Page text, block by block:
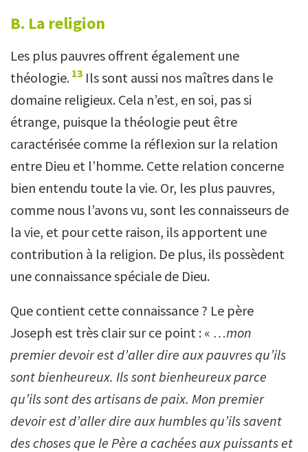
B. La religion
Les plus pauvres offrent également une
théologie. 13 Ils sont aussi nos maîtres dans le
domaine religieux. Cela n’est, en soi, pas si
étrange, puisque la théologie peut être
caractérisée comme la réflexion sur la relation
entre Dieu et l’homme. Cette relation concerne
bien entendu toute la vie. Or, les plus pauvres,
comme nous l’avons vu, sont les connaisseurs de
la vie, et pour cette raison, ils apportent une
contribution à la religion. De plus, ils possèdent
une connaissance spéciale de Dieu.
Que contient cette connaissance ? Le père
Joseph est très clair sur ce point : « …mon
premier devoir est d’aller dire aux pauvres qu’ils
sont bienheureux. Ils sont bienheureux parce
qu’ils sont des artisans de paix. Mon premier
devoir est d’aller dire aux humbles qu’ils savent
des choses que le Père a cachées aux puissants et